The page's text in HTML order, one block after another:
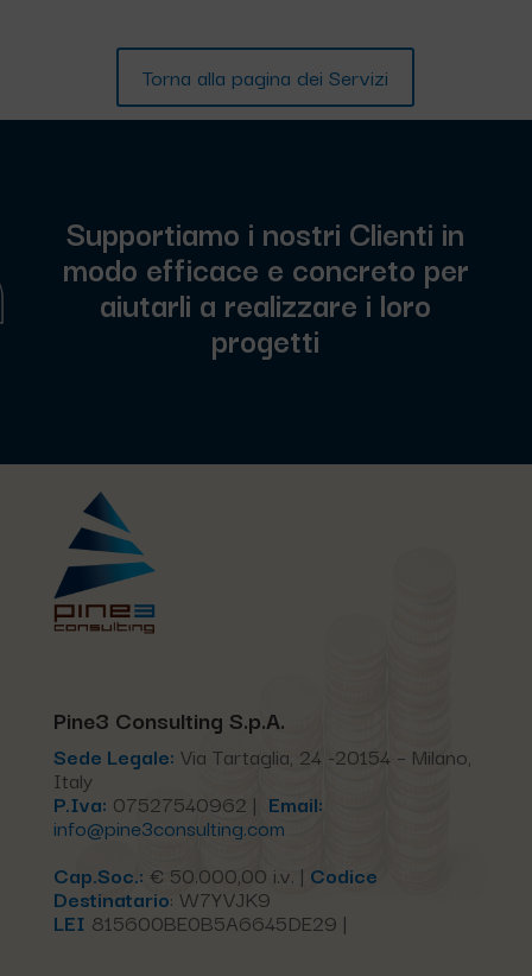
Torna alla pagina dei Servizi
Supportiamo i nostri Clienti in
modo efficace e concreto per
aiutarli a realizzare i loro
progetti
Pine3 Consulting S.p.A.
Sede Legale: Via Tartaglia, 24 -20154 – Milano,
Italy
P.Iva: 07527540962 | Email:
info@pine3consulting.com
Cap.Soc.: € 50.000,00 i.v. | Codice
Destinatario: W7YVJK9
LEI 815600BE0B5A6645DE29 |